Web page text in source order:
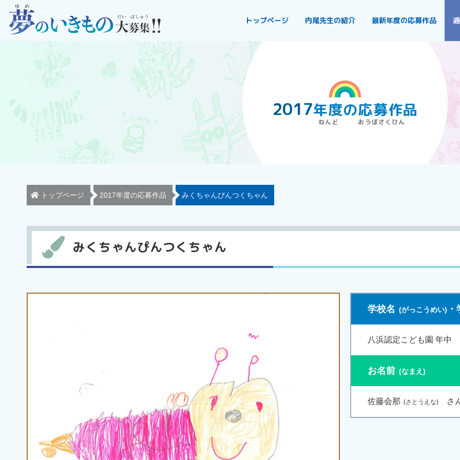
トップページ 内尾先生の紹介 最新年度の応募作品
2017年度の応募作品
トップページ 2017年度の応募作品 みくちゃんぴんつくちゃん
みくちゃんぴんつくちゃん
学校名 ・
八浜認定こども園 年中
お名前
佐藤会那 さ